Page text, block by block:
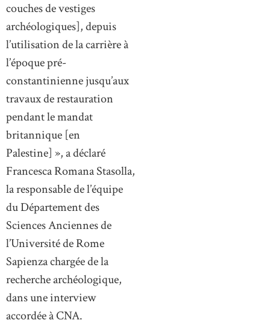
couches de vestiges
archéologiques], depuis
l’utilisation de la carrière à
l’époque pré-
constantinienne jusqu’aux
travaux de restauration
pendant le mandat
britannique [en
Palestine] », a déclaré
Francesca Romana Stasolla,
la responsable de l’équipe
du Département des
Sciences Anciennes de
l’Université de Rome
Sapienza chargée de la
recherche archéologique,
dans une interview
accordée à CNA.